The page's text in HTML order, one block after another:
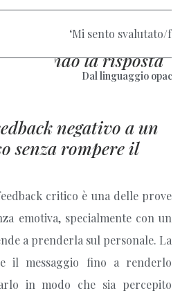
Dal linguaggio
‘Mi sento svalutato/
negativo a un
senza rompere il
critico è una delle prove
emotiva, specialmente con un
a prenderla sul personale. La
il messaggio fino a renderlo
in modo che sia percepito